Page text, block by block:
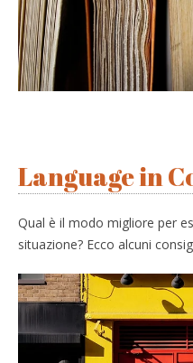
Language in
Qual è il modo migliore per
situazione? Ecco alcuni